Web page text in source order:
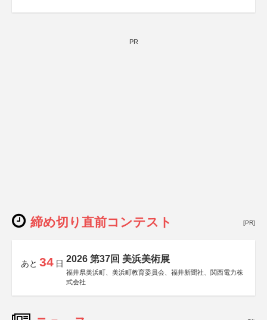
PR
締め切り直前コンテスト [PR]
あと 34 日 2026 第37回 美浜美術展
福井県美浜町、美浜町教育委員会、福井新聞社、関西電力株
式会社